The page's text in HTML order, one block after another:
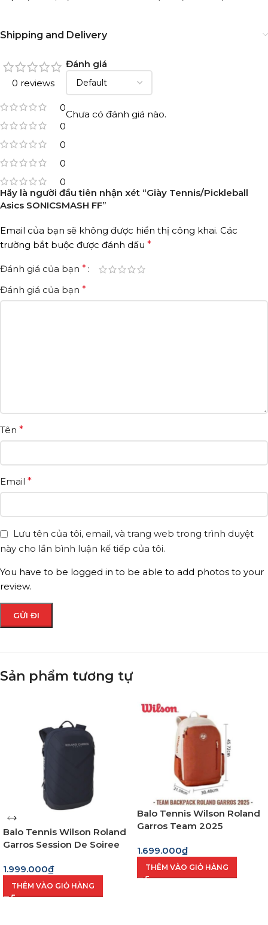
Shipping and Delivery
0 reviews
0
0
0
0
0
Đánh giá
Chưa có đánh giá nào.
Hãy là người đầu tiên nhận xét “Giày Tennis/Pickleball
Asics SONICSMASH FF”
Email của bạn sẽ không được hiển thị công khai. Các
trường bắt buộc được đánh dấu *
Đánh giá của bạn *
Đánh giá của bạn *
Tên *
Email *
Lưu tên của tôi, email, và trang web trong trình duyệt
này cho lần bình luận kế tiếp của tôi.
You have to be logged in to be able to add photos to your
review.
Sản phẩm tương tự
Balo Tennis Wilson Roland
Garros Session De Soiree
1.999.000₫
THÊM VÀO GIỎ HÀNG
Balo Tennis Wilson Roland
Garros Team 2025
1.699.000₫
THÊM VÀO GIỎ HÀNG